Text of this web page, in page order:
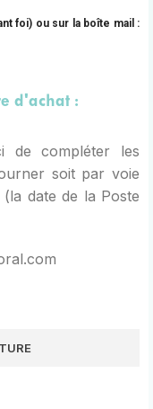
foi) ou sur la boîte mail :
d'achat :
de compléter les
soit par voie
date de la Poste